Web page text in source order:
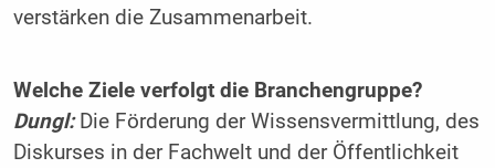
verstärken die Zusammenarbeit.
Welche Ziele verfolgt die Branchengruppe?
Dungl:Die Förderung der Wissensvermittlung, des
Diskurses in der Fachwelt und der Öffentlichkeit